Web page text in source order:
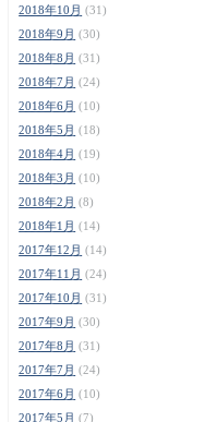
2018年10月 (31)
2018年9月 (30)
2018年8月 (31)
2018年7月 (24)
2018年6月 (10)
2018年5月 (18)
2018年4月 (19)
2018年3月 (10)
2018年2月 (8)
2018年1月 (14)
2017年12月 (14)
2017年11月 (24)
2017年10月 (31)
2017年9月 (30)
2017年8月 (31)
2017年7月 (24)
2017年6月 (10)
2017年5月 (7)